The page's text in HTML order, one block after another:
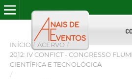
INÍCIO / ACERVO /
2012: IV CONFICT - CONGRESSO
CIENTÍFICA E TECNOLÓGICA
/